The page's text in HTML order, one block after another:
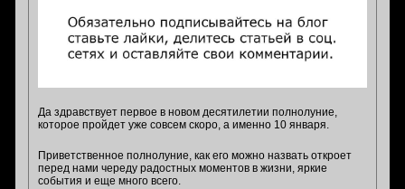
Да здравствует первое в новом десятилетии полнолуние,
которое пройдет уже совсем скоро, а именно 10 января.
Приветственное полнолуние, как его можно назвать откроет
перед нами череду радостных моментов в жизни, яркие
события и еще много всего.